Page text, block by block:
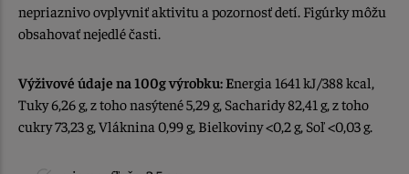
nepriaznivo ovplyvniť aktivitu a pozornosť detí. Figúrky môžu
obsahovať nejedlé časti.
Výživové údaje na 100g výrobku: Energia 1641 kJ/388 kcal,
Tuky 6,26 g, z toho nasýtené 5,29 g, Sacharidy 82,41 g, z toho
cukry 73,23 g, Vláknina 0,99 g, Bielkoviny <0,2 g, Soľ <0,03 g.